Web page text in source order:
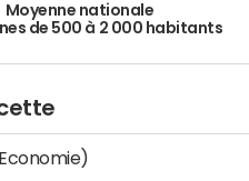
Moyenne nationale
de 500 à 2 000 habitants